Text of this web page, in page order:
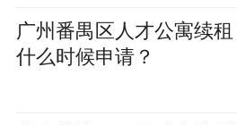
广州番禺区人才公寓续租
什么时候申请？